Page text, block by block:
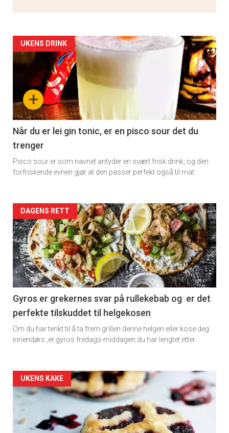
Artikler
detail
section
11
+
UKENS DRINK
Når du er lei gin tonic, er en pisco sour det du
trenger
Pisco sour er som navnet antyder en svært frisk drink, og den
forfriskende evnen gjør at den passer perfekt også til mat.
Artikler
detail
-
section
11
Dagens
rett
DAGENS RETT
Gyros er grekernes svar på rullekebab og er det
perfekte tilskuddet til helgekosen
Om du har tenkt til å ta frem grillen denne helgen eller kose deg
innendørs ,er gyros fredags-middagen du har lengtet etter.
Artikler
detail
-
UKENS KAKE